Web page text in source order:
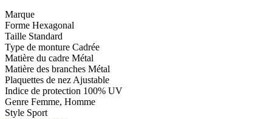
Marque
Forme Hexagonal
Taille Standard
Type de monture Cadrée
Matière du cadre Métal
Matière des branches Métal
Plaquettes de nez Ajustable
Indice de protection 100% UV
Genre Femme, Homme
Style Sport